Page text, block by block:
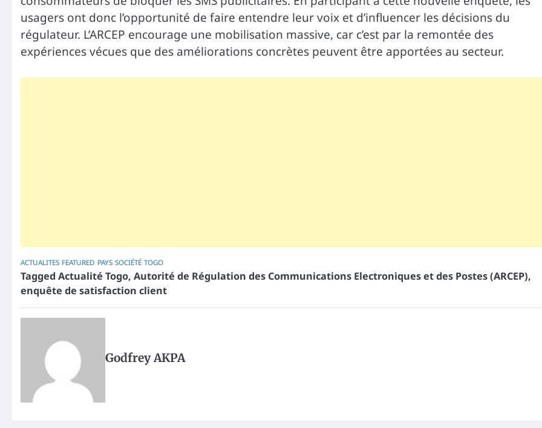
usagers ont donc l’opportunité de faire entendre leur voix et d’influencer les décisions du
régulateur. L’ARCEP encourage une mobilisation massive, car c’est par la remontée des
expériences vécues que des améliorations concrètes peuvent être apportées au secteur.
ACTUALITES FEATURED PAYS SOCIÉTÉ TOGO
Tagged Actualité Togo, Autorité de Régulation des Communications Electroniques et des Postes (ARCEP),
enquête de satisfaction client
Godfrey AKPA